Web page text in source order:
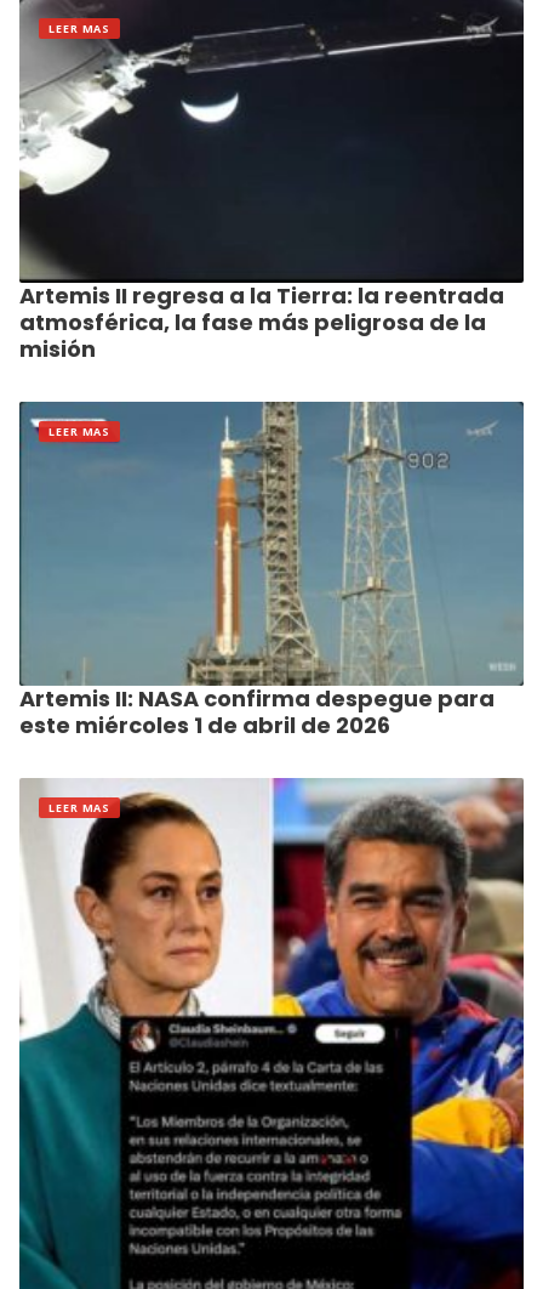
LEER MAS
Artemis II regresa a la Tierra: la reentrada
atmosférica, la fase más peligrosa de la
misión
LEER MAS
Artemis II: NASA confirma despegue para
este miércoles 1 de abril de 2026
LEER MAS